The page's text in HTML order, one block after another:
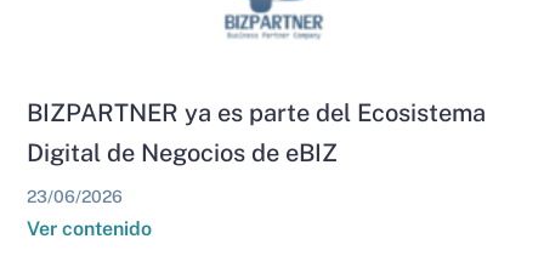
BIZPARTNER ya es parte del Ecosistema
Digital de Negocios de eBIZ
23/06/2026
Ver contenido